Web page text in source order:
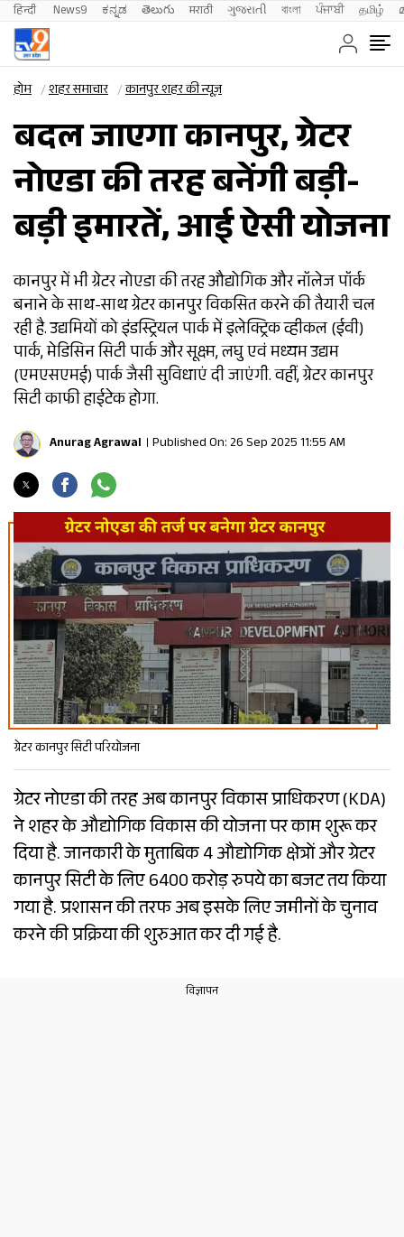
हिन्दी News9 ಕನ್ನಡ తెలుగు मराठी ગુજરાતી বাংলা ਪੰਜਾਬੀ தமிழ்
होम शहर समाचार कानपुर शहर की न्यूज़
बदल जाएगा कानपुर, ग्रेटर
नोएडा की तरह बनेंगी बड़ी-
बड़ी इमारतें, आई ऐसी योजना
कानपुर में भी ग्रेटर नोएडा की तरह औद्योगिक और नॉलेज पॉर्क
बनाने के साथ-साथ ग्रेटर कानपुर विकसित करने की तैयारी चल
रही है. उद्यमियों को इंडस्ट्रियल पार्क में इलेक्ट्रिक व्हीकल (ईवी)
पार्क, मेडिसिन सिटी पार्क और सूक्ष्म, लघु एवं मध्यम उद्यम
(एमएसएमई) पार्क जैसी सुविधाएं दी जाएंगी. वहीं, ग्रेटर कानपुर
सिटी काफी हाईटेक होगा.
Anurag Agrawal Published On: 26 Sep 2025 11:55 AM
ग्रेटर कानपुर सिटी परियोजना
ग्रेटर नोएडा की तरह अब कानपुर विकास प्राधिकरण (KDA)
ने शहर के औद्योगिक विकास की योजना पर काम शुरू कर
दिया है. जानकारी के मुताबिक 4 औद्योगिक क्षेत्रों और ग्रेटर
कानपुर सिटी के लिए 6400 करोड़ रुपये का बजट तय किया
गया है. प्रशासन की तरफ अब इसके लिए जमीनों के चुनाव
करने की प्रक्रिया की शुरुआत कर दी गई है.